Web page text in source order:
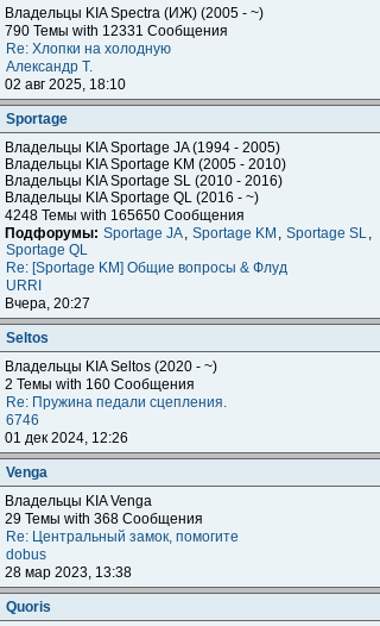
Владельцы KIA Spectra (ИЖ) (2005 - ~)
790 Темы with 12331 Сообщения
Re: Хлопки на холодную
Александр Т.
02 авг 2025, 18:10
Sportage
Владельцы KIA Sportage JA (1994 - 2005)
Владельцы KIA Sportage KM (2005 - 2010)
Владельцы KIA Sportage SL (2010 - 2016)
Владельцы KIA Sportage QL (2016 - ~)
4248 Темы with 165650 Сообщения
Подфорумы: Sportage JA, Sportage KM , Sportage SL,
Sportage QL
Re: [Sportage KM] Общие вопросы & Флуд
URRI
Вчера, 20:27
Seltos
Владельцы KIA Seltos (2020 - ~)
2 Темы with 160 Сообщения
Re: Пружина педали сцепления.
6746
01 дек 2024, 12:26
Venga
Владельцы KIA Venga
29 Темы with 368 Сообщения
Re: Центральный замок, помогите
dobus
28 мар 2023, 13:38
Quoris